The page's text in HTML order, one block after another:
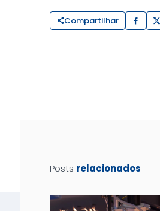
Compartilhar
Posts relacionados